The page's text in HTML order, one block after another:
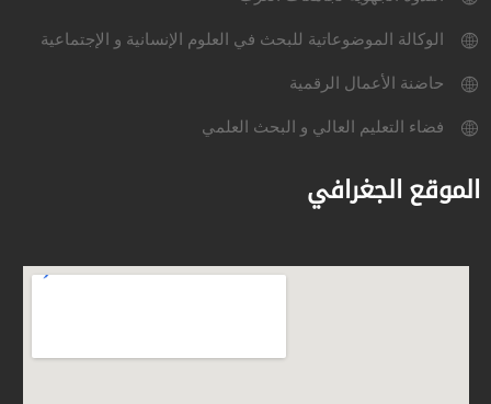
الوكالة الموضوعاتية للبحث في العلوم الإنسانية و الإجتماعية
حاضنة الأعمال الرقمية
فضاء التعليم العالي و البحث العلمي
الموقع الجغرافي